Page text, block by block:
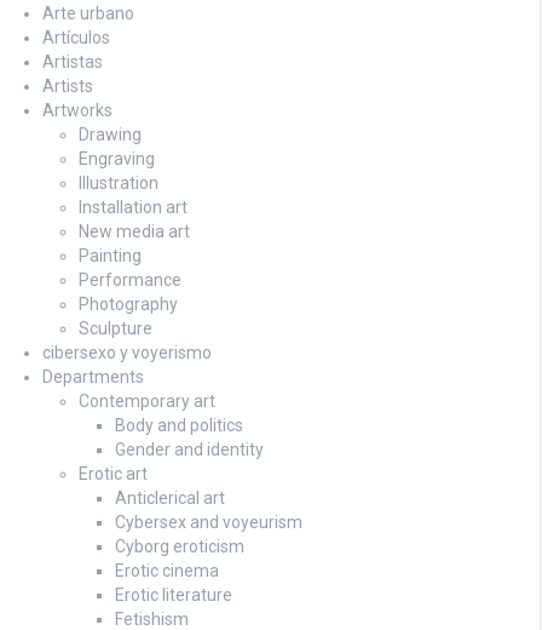
Arte urbano
Artículos
Artistas
Artists
Artworks
Drawing
Engraving
Illustration
Installation art
New media art
Painting
Performance
Photography
Sculpture
cibersexo y voyerismo
Departments
Contemporary art
Body and politics
Gender and identity
Erotic art
Anticlerical art
Cybersex and voyeurism
Cyborg eroticism
Erotic cinema
Erotic literature
Fetishism